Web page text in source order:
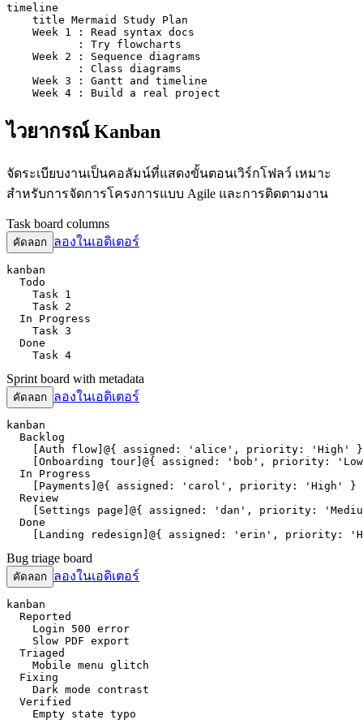
timeline
    title Mermaid Study Plan
    Week 1 : Read syntax docs
           : Try flowcharts
    Week 2 : Sequence diagrams
           : Class diagrams
    Week 3 : Gantt and timeline
    Week 4 : Build a real project
ไวยากรณ์ Kanban
จัดระเบียบงานเป็นคอลัมน์ที่แสดงขั้นตอนเวิร์กโฟลว์ เหมาะ
สำหรับการจัดการโครงการแบบ Agile และการติดตามงาน
Task board columns
คัดลอก ลองในเอดิเตอร์
kanban
  Todo
    Task 1
    Task 2
  In Progress
    Task 3
  Done
    Task 4
Sprint board with metadata
คัดลอก ลองในเอดิเตอร์
kanban
  Backlog
    [Auth flow]@{ assigned: 'alice', priority: 'High' }
[Onboarding tour]@{ assigned: 'bob', priority:
  In Progress
    [Payments]@{ assigned: 'carol', priority: 'High' }
  Review
[Settings page]@{ assigned: 'dan', priority:
  Done
[Landing redesign]@{ assigned: 'erin', priority:
Bug triage board
คัดลอก ลองในเอดิเตอร์
kanban
  Reported
    Login 500 error
    Slow PDF export
  Triaged
    Mobile menu glitch
  Fixing
    Dark mode contrast
  Verified
    Empty state typo